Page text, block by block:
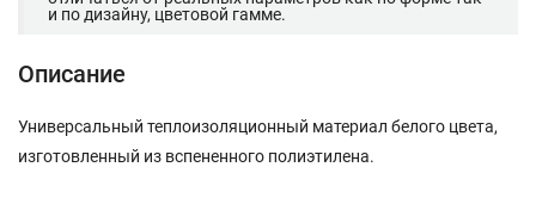
и по дизайну, цветовой гамме.
Описание
Универсальный теплоизоляционный материал белого цвета,
изготовленный из вспененного полиэтилена.